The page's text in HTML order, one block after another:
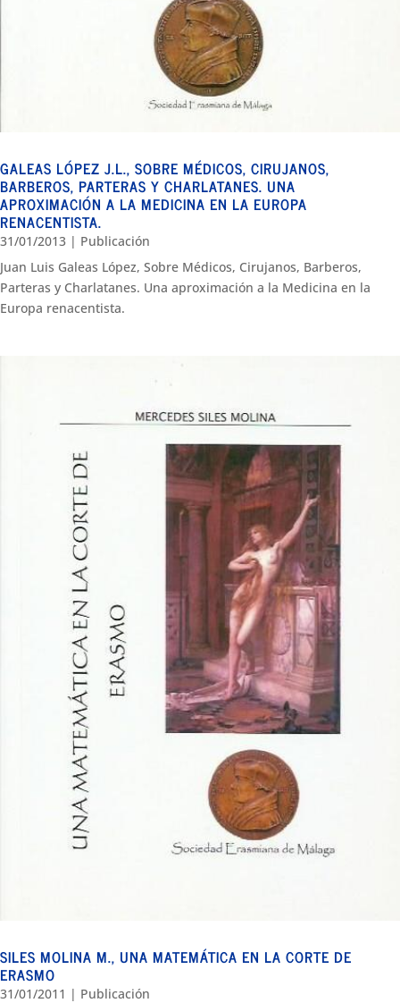
GALEAS LÓPEZ J.L., SOBRE MÉDICOS, CIRUJANOS,
BARBEROS, PARTERAS Y CHARLATANES. UNA
APROXIMACIÓN A LA MEDICINA EN LA EUROPA
RENACENTISTA.
31/01/2013 | Publicación
Juan Luis Galeas López, Sobre Médicos, Cirujanos, Barberos,
Parteras y Charlatanes. Una aproximación a la Medicina en la
Europa renacentista.
SILES MOLINA M., UNA MATEMÁTICA EN LA CORTE DE
ERASMO
31/01/2011 | Publicación